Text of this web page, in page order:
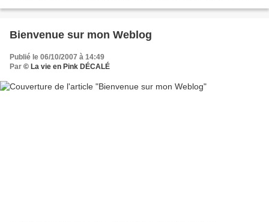
Bienvenue sur mon Weblog
Publié le 06/10/2007 à 14:49
Par © La vie en Pink DÉCALÉ